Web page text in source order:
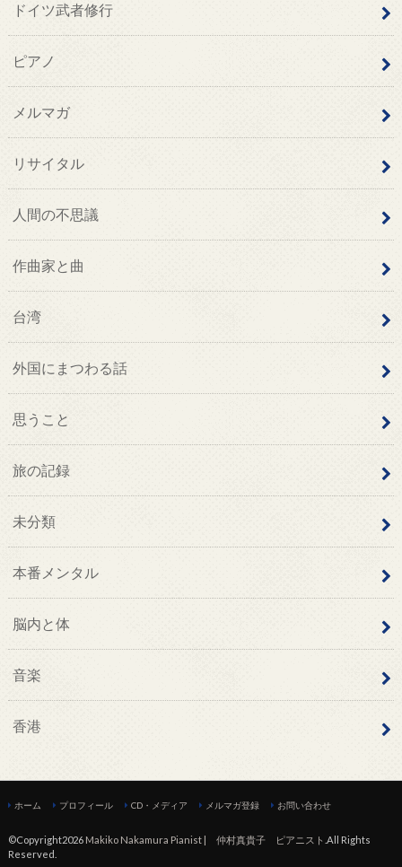
ドイツ武者修行
ピアノ
メルマガ
リサイタル
人間の不思議
作曲家と曲
台湾
外国にまつわる話
思うこと
旅の記録
未分類
本番メンタル
脳内と体
音楽
香港
ホーム プロフィール CD・メディア メルマガ登録 お問い合わせ
©Copyright2026 Makiko Nakamura Pianist | 仲村真貴子 ピアニスト .All Rights
Reserved.